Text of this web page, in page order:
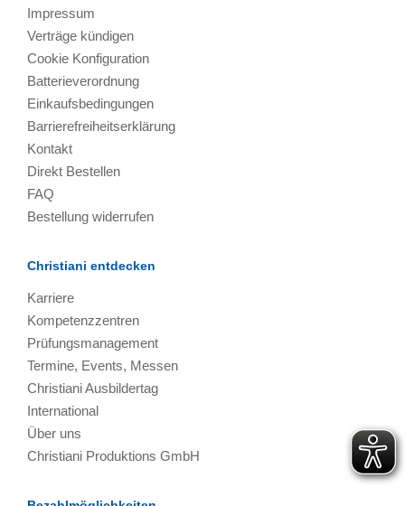
Impressum
Verträge kündigen
Cookie Konfiguration
Batterieverordnung
Einkaufsbedingungen
Barrierefreiheitserklärung
Kontakt
Direkt Bestellen
FAQ
Bestellung widerrufen
Christiani entdecken
Karriere
Kompetenzzentren
Prüfungsmanagement
Termine, Events, Messen
Christiani Ausbildertag
International
Über uns
Christiani Produktions GmbH